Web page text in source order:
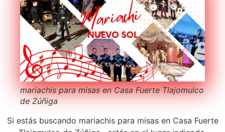
mariachis para misas en Casa Fuerte Tlajomulco
de Zúñiga
Si estás buscando mariachis para misas en Casa Fuerte